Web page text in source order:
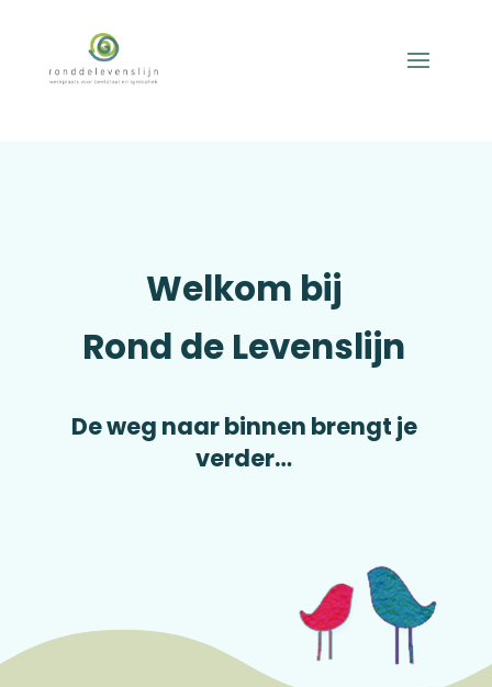
Welkom bij
Rond de Levenslijn
De weg naar binnen brengt je
verder…